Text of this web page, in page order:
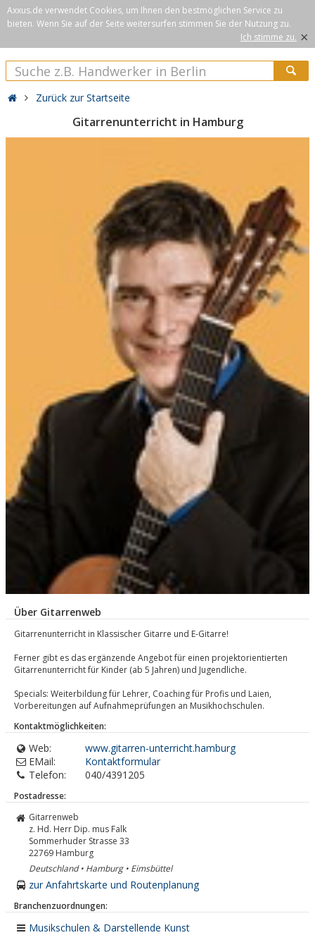
Axxus.de verwendet Cookies, um Ihnen den bestmöglichen Service zu
bieten. Wenn Sie auf der Seite weitersurfen stimmen Sie der Nutzung zu.
Ich stimme zu. ×
Zurück zur Startseite
Gitarrenunterricht in Hamburg
Über Gitarrenweb
Gitarrenunterricht in Klassischer Gitarre und E-Gitarre!
Ferner gibt es das ergänzende Angebot für einen projektorientierten
Gitarrenunterricht für Kinder (ab 5 Jahren) und Jugendliche.
Specials: Weiterbildung für Lehrer, Coaching für Profis und Laien,
Vorbereitungen auf Aufnahmeprüfungen an Musikhochschulen.
Kontaktmöglichkeiten:
Web:
www.gitarren-unterricht.hamburg
EMail:
Kontaktformular
Telefon:
040/4391205
Postadresse:
Gitarrenweb
z. Hd. Herr Dip. mus Falk
Sommerhuder Strasse 33
22769 Hamburg
Deutschland • Hamburg • Eimsbüttel
zur Anfahrtskarte und Routenplanung
Branchenzuordnungen:
Musikschulen & Darstellende Kunst